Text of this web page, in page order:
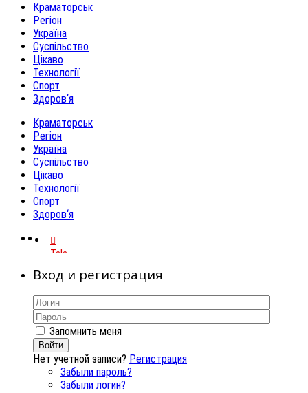
Краматорськ
Регіон
Україна
Суспільство
Цікаво
Технології
Спорт
Здоров‘я
Краматорськ
Регіон
Україна
Суспільство
Цікаво
Технології
Спорт
Здоров‘я
Telegram
Вход и регистрация
Запомнить меня
Войти
Нет учетной записи? Регистрация
Забыли пароль?
Забыли логин?